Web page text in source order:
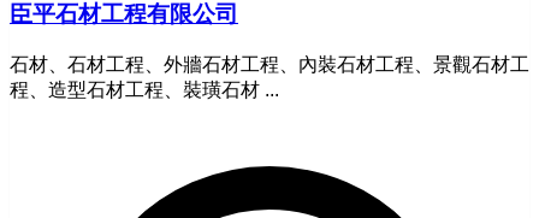
臣平石材工程有限公司
石材、石材工程、外牆石材工程、內裝石材工程、景觀石材工
程、造型石材工程、裝璜石材 ...